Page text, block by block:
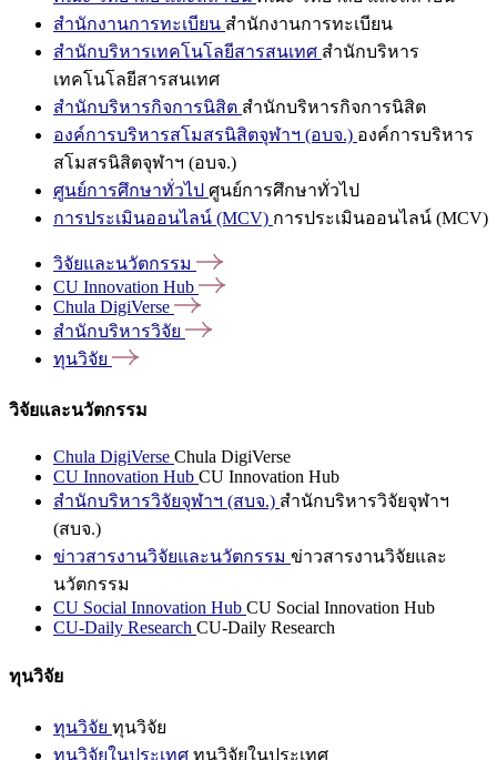
สำนักงานการทะเบียน สำนักงานการทะเบียน
สำนักบริหารเทคโนโลยีสารสนเทศ สำนักบริหาร
เทคโนโลยีสารสนเทศ
สำนักบริหารกิจการนิสิต สำนักบริหารกิจการนิสิต
องค์การบริหารสโมสรนิสิตจุฬาฯ (อบจ.) องค์การบริหาร
สโมสรนิสิตจุฬาฯ (อบจ.)
ศูนย์การศึกษาทั่วไป ศูนย์การศึกษาทั่วไป
การประเมินออนไลน์ (MCV) การประเมินออนไลน์ (MCV)
วิจัยและนวัตกรรม
CU Innovation Hub
Chula DigiVerse
สำนักบริหารวิจัย
ทุนวิจัย
วิจัยและนวัตกรรม
Chula DigiVerse Chula DigiVerse
CU Innovation Hub CU Innovation Hub
สำนักบริหารวิจัยจุฬาฯ (สบจ.) สำนักบริหารวิจัยจุฬาฯ
(สบจ.)
ข่าวสารงานวิจัยและนวัตกรรม ข่าวสารงานวิจัยและ
นวัตกรรม
CU Social Innovation Hub CU Social Innovation Hub
CU-Daily Research CU-Daily Research
ทุนวิจัย
ทุนวิจัย ทุนวิจัย
ทุนวิจัยในประเทศ ทุนวิจัยในประเทศ